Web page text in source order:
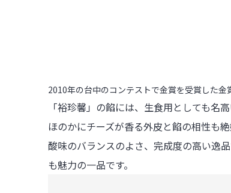
2010年の台中のコンテストで金賞を受賞した金
「裕珍馨」の餡には、生食用としても名
ほのかにチーズが香る外皮と餡の相性も
酸味のバランスのよさ、完成度の高い逸
も魅力の一品です。